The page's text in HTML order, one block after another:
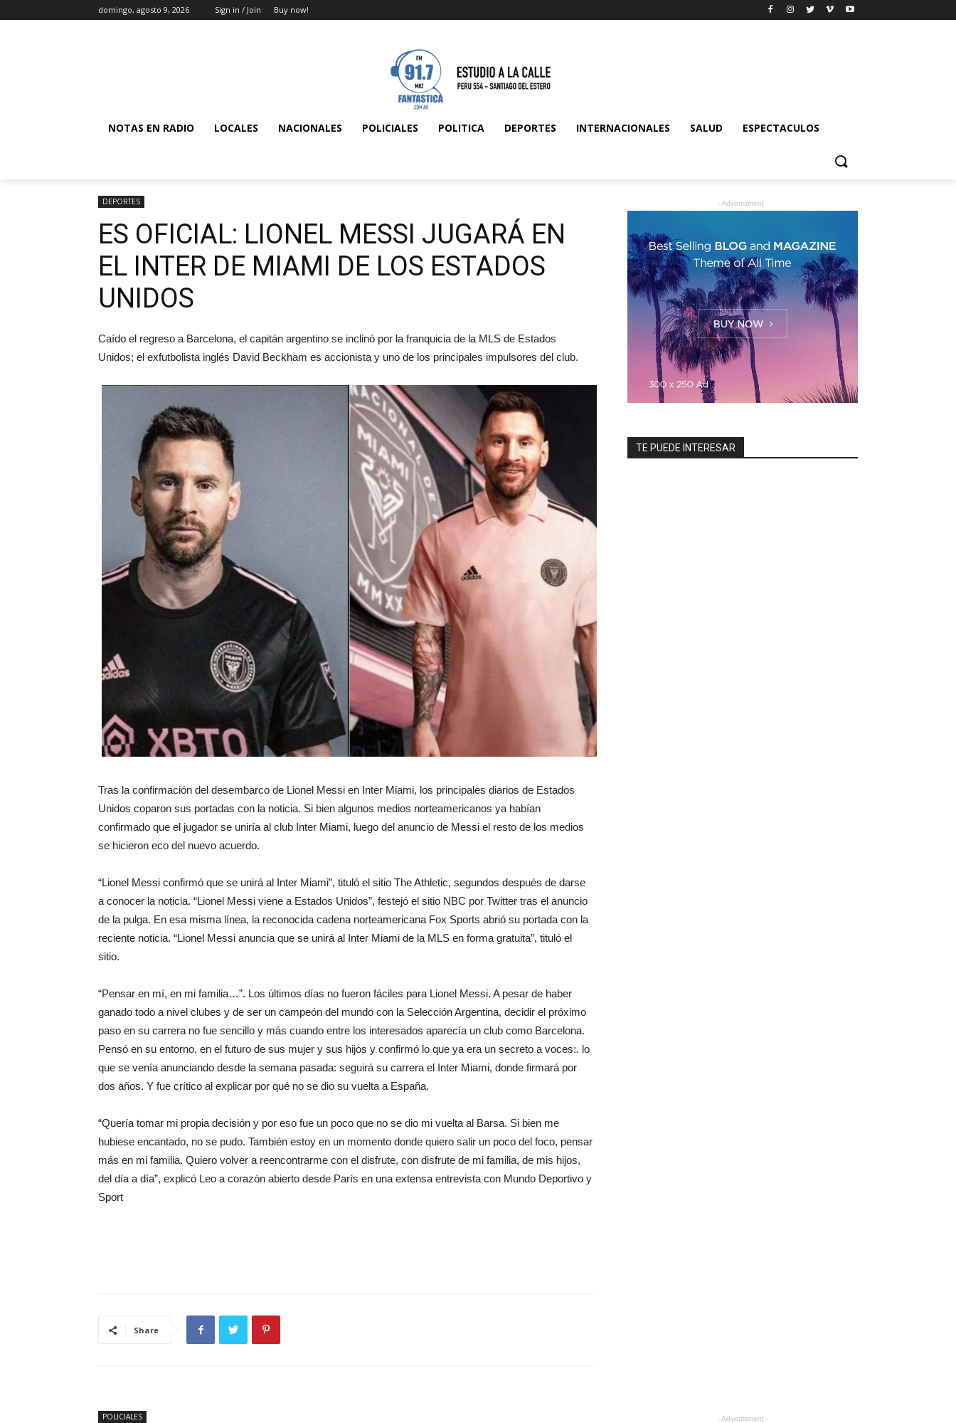
domingo, agosto 9, 2026 Sign in / Join Buy now!
NOTAS EN RADIO LOCALES NACIONALES POLICIALES POLITICA DEPORTES INTERNACIONALES SALUD ESPECTACULOS
DEPORTES
ES OFICIAL: LIONEL MESSI JUGARÁ EN
EL INTER DE MIAMI DE LOS ESTADOS
UNIDOS
Caído el regreso a Barcelona, el capitán argentino se inclinó por la franquicia de la MLS de Estados
Unidos; el exfutbolista inglés David Beckham es accionista y uno de los principales impulsores del club.
Tras la confirmación del desembarco de Lionel Messi en Inter Miami, los principales diarios de Estados
Unidos coparon sus portadas con la noticia. Si bien algunos medios norteamericanos ya habían
confirmado que el jugador se uniría al club Inter Miami, luego del anuncio de Messi el resto de los medios
se hicieron eco del nuevo acuerdo.
“Lionel Messi confirmó que se unirá al Inter Miami”, tituló el sitio The Athletic, segundos después de darse
a conocer la noticia. “Lionel Messi viene a Estados Unidos”, festejó el sitio NBC por Twitter tras el anuncio
de la pulga. En esa misma línea, la reconocida cadena norteamericana Fox Sports abrió su portada con la
reciente noticia. “Lionel Messi anuncia que se unirá al Inter Miami de la MLS en forma gratuita”, tituló el
sitio.
“Pensar en mí, en mi familia…”. Los últimos días no fueron fáciles para Lionel Messi. A pesar de haber
ganado todo a nivel clubes y de ser un campeón del mundo con la Selección Argentina, decidir el próximo
paso en su carrera no fue sencillo y más cuando entre los interesados aparecía un club como Barcelona.
Pensó en su entorno, en el futuro de sus mujer y sus hijos y confirmó lo que ya era un secreto a voces:. lo
que se venía anunciando desde la semana pasada: seguirá su carrera el Inter Miami, donde firmará por
dos años. Y fue crítico al explicar por qué no se dio su vuelta a España.
“Quería tomar mi propia decisión y por eso fue un poco que no se dio mi vuelta al Barsa. Si bien me
hubiese encantado, no se pudo. También estoy en un momento donde quiero salir un poco del foco, pensar
más en mi familia. Quiero volver a reencontrarme con el disfrute, con disfrute de mi familia, de mis hijos,
del día a día”, explicó Leo a corazón abierto desde París en una extensa entrevista con Mundo Deportivo y
Sport
Share
- Advertisment -
TE PUEDE INTERESAR